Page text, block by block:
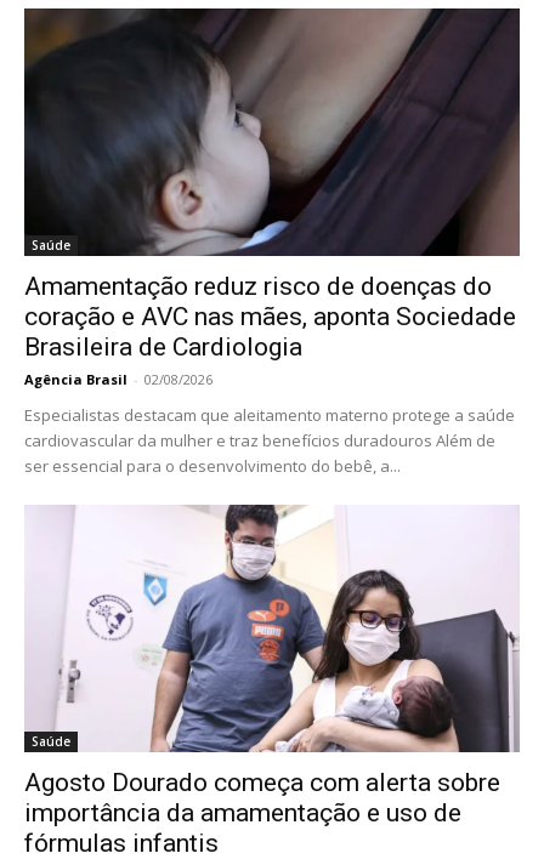
Saúde
Amamentação reduz risco de doenças do
coração e AVC nas mães, aponta Sociedade
Brasileira de Cardiologia
Agência Brasil - 02/08/2026
Especialistas destacam que aleitamento materno protege a saúde
cardiovascular da mulher e traz benefícios duradouros Além de
ser essencial para o desenvolvimento do bebê, a...
Saúde
Agosto Dourado começa com alerta sobre
importância da amamentação e uso de
fórmulas infantis